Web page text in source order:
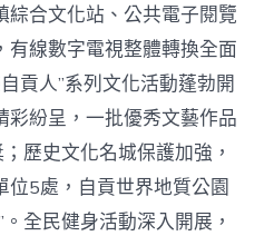
綜合文化站、公共電子閱覽
有線數字電視整體轉換全面
貢人”系列文化活動蓬勃開
彩紛呈，一批優秀文藝作品
歷史文化名城保護加強，
位5處，自貢世界地質公園
全民健身活動深入開展，